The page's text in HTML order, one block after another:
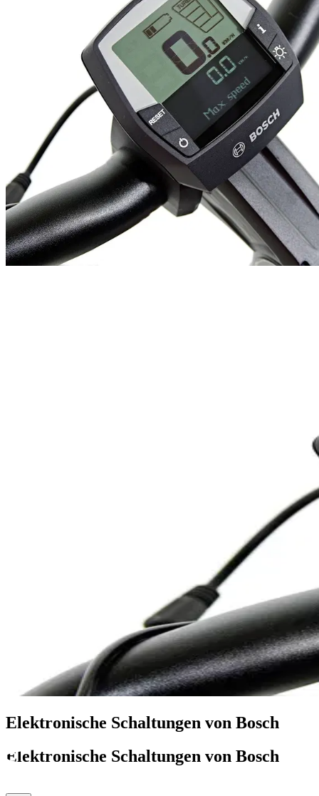
Elektronische Schaltungen von Bosch
Elektronische Schaltungen von Bosch